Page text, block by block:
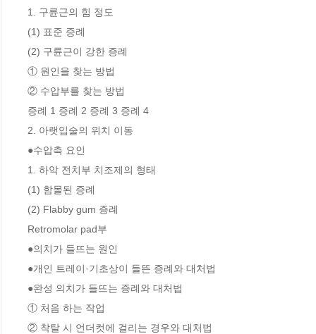
1. 구륜근의 힘 정도
(1) 표준 증례
(2) 구륜근이 강한 증례
① 원인을 찾는 방법
② 수압부를 찾는 방법
증례 1 증례 2 증례 3 증례 4
2. 아랫입술의 위치 이동
●수압측 요인
1. 하악 전치부 치조제의 형태
(1) 함몰된 증례
(2) Flabby gum 증례
Retromolar pad부
●의치가 들뜨는 원인
●개인 트레이·기초상이 들뜬 증례와 대처법
●완성 의치가 들뜨는 증례와 대처법
① 처음 하는 작업
② 착탈 시 언더컷에 걸리는 경우와 대처법